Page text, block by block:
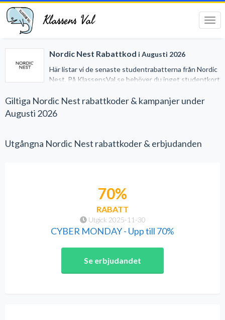
Klassens Val
Nordic Nest Rabattkod i Augusti 2026
Här listar vi de senaste studentrabatterna från Nordic
Nest. På KlassensVal.se behöver du inget studentkort
nätet. Vi har gjort det lätt för dig genom att samla alla
studentrabatter på ett och samma ställe.
Giltiga Nordic Nest rabattkoder & kampanjer under
Augusti 2026
Utgångna Nordic Nest rabattkoder & erbjudanden
Utgick 2025-11-30
70%
RABATT
CYBER MONDAY - Upp till 70%
Se erbjudandet